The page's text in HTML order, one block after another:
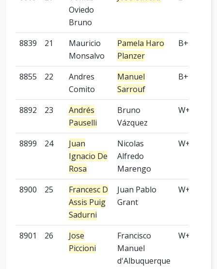
Oviedo
Bruno
8839 21
Mauricio
Monsalvo
Pamela Haro
Planzer
B+P
8855 22
Andres
Comito
Manuel
Sarrouf
B+P
8892 23
Andrés
Pauselli
Bruno
Vázquez
W+N
8899 24
Juan
Ignacio De
Rosa
Nicolas
Alfredo
Marengo
W+R
8900 25
Francesc D
Assis Puig
Sadurni
Juan Pablo
Grant
W+R
8901 26
Jose
Piccioni
Francisco
Manuel
d'Albuquerque
W+P